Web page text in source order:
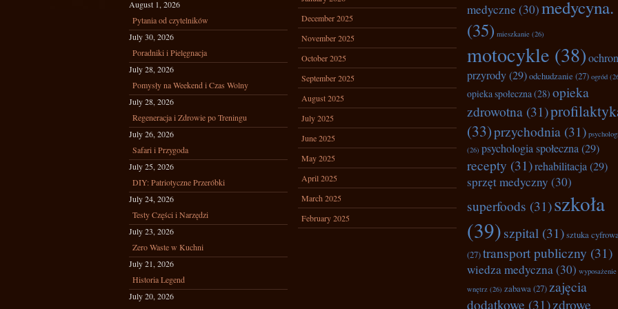
August 1, 2026
Pytania od czytelników
July 30, 2026
Poradniki i Pielęgnacja
July 28, 2026
Pomysły na Weekend i Czas Wolny
July 28, 2026
Regeneracja i Zdrowie po Treningu
July 26, 2026
Safari i Przygoda
July 25, 2026
DIY: Patriotyczne Przeróbki
July 24, 2026
Testy Części i Narzędzi
July 23, 2026
Zero Waste w Kuchni
July 21, 2026
Historia Legend
July 20, 2026
December 2025
November 2025
October 2025
September 2025
August 2025
July 2025
June 2025
May 2025
April 2025
March 2025
February 2025
medyczne (30)medycyna.
(35) mieszkanie (26)
motocykle (38)
przyrody(29)odchudzanie (27) ogród
opieka społeczna(28) opieka
zdrowotna (31)
(33)przychodnia (31)
(26) psychologia społeczna(29)
recepty (31)rehabilitacja(29)
sprzęt medyczny (30)
superfoods (31)szkoła
(39)szpital (31)sztuka
(27)transport publiczny (31)
wiedza medyczna(30) wyposażenie
wnętrz (26) zabawa(27) zajęcia
dodatkowe (31)zdrowe